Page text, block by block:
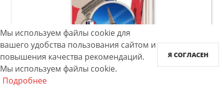
Мы используем файлы cookie для
вашего удобства пользования сайтом и
повышения качества рекомендаций.
Мы используем файлы cookie.
Подробнее
Я СОГЛАСЕН